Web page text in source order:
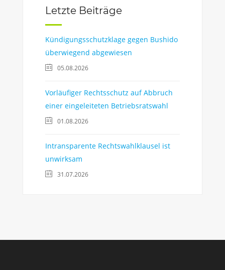
Letzte Beiträge
Kündigungsschutzklage gegen Bushido
überwiegend abgewiesen
05.08.2026
Vorläufiger Rechtsschutz auf Abbruch
einer eingeleiteten Betriebsratswahl
01.08.2026
Intransparente Rechtswahlklausel ist
unwirksam
31.07.2026